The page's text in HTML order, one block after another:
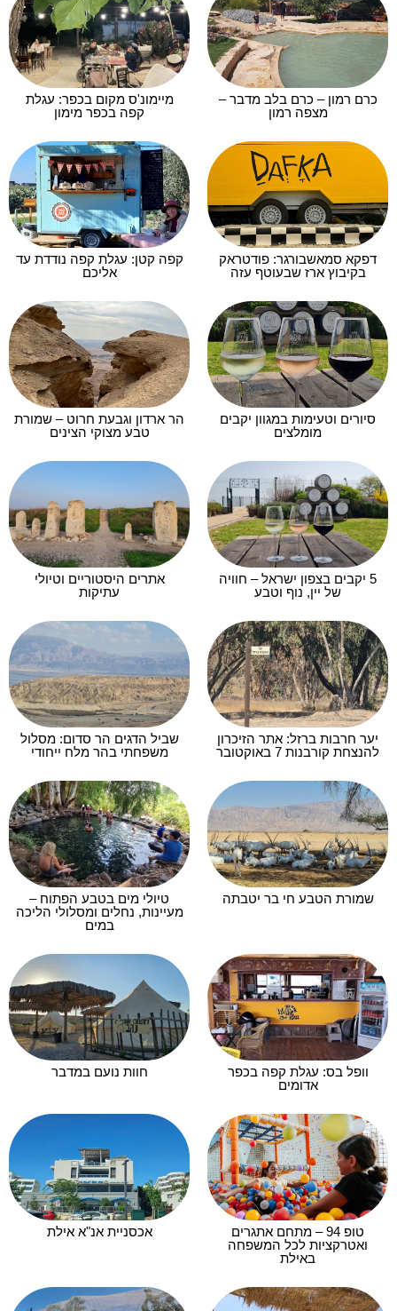
כרם רמון – כרם בלב מדבר –
מצפה רמון
מיימונ'ס מקום בכפר: עגלת
קפה בכפר מימון
דפקא סמאשבורגר: פודטראק
בקיבוץ ארז שבעוטף עזה
קפה קטן: עגלת קפה נודדת עד
אליכם
סיורים וטעימות במגוון יקבים
מומלצים
הר ארדון וגבעת חרוט – שמורת
טבע מצוקי הצינים
5 יקבים בצפון ישראל – חוויה
של יין, נוף וטבע
אתרים היסטוריים וטיולי
עתיקות
יער חרבות ברזל: אתר הזיכרון
להנצחת קורבנות 7 באוקטובר
שביל הדגים הר סדום: מסלול
משפחתי בהר מלח ייחודי
שמורת הטבע חי בר יטבתה
טיולי מים בטבע הפתוח –
מעיינות, נחלים ומסלולי הליכה
במים
וופל בס: עגלת קפה בכפר
אדומים
חוות נועם במדבר
טופ 94 – מתחם אתגרים
ואטרקציות לכל המשפחה
באילת
אכסניית אנ"א אילת